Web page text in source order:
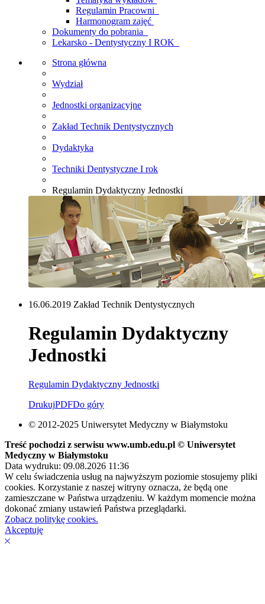
Regulamin Pracowni
Harmonogram zajęć
Dokumenty do pobrania
Lekarsko - Dentystyczny I ROK
Strona główna
Wydział
Jednostki organizacyjne
Zakład Technik Dentystycznych
Dydaktyka
Techniki Dentystyczne I rok
Regulamin Dydaktyczny Jednostki
16.06.2019 Zakład Technik Dentystycznych
Regulamin Dydaktyczny
Jednostki
Regulamin Dydaktyczny Jednostki
DrukujPDFDo góry
© 2012-2025 Uniwersytet Medyczny w Białymstoku
Treść pochodzi z serwisu www.umb.edu.pl © Uniwersytet
Medyczny w Białymstoku
Data wydruku: 09.08.2026 11:36
W celu świadczenia usług na najwyższym poziomie stosujemy pliki
cookies. Korzystanie z naszej witryny oznacza, że będą one
zamieszczane w Państwa urządzeniu. W każdym momencie można
dokonać zmiany ustawień Państwa przeglądarki.
Zobacz politykę cookies.
Akceptuję